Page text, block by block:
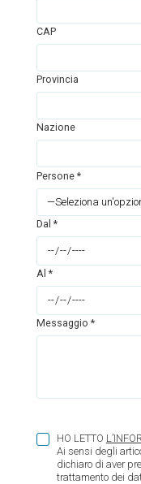
CAP
Provincia
Nazione
Persone *
Dal *
Al *
Messaggio *
HO LETTO
Ai sensi degli
dichiaro di aver
trattamento dei